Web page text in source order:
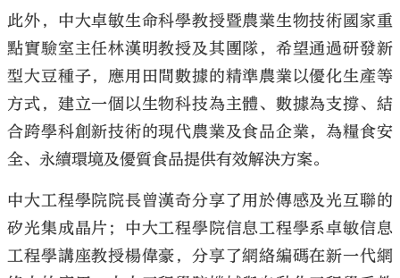
此外，中大卓敏生命科學教授暨農業生物技術國家重
點實驗室主任林漢明教授及其團隊，希望通過研發新
型大豆種子，應用田間數據的精準農業以優化生產等
方式，建立一個以生物科技為主體、數據為支撐、結
合跨學科創新技術的現代農業及食品企業，為糧食安
全、永續環境及優質食品提供有效解決方案。
中大工程學院院長曾漢奇分享了用於傳感及光互聯的
矽光集成晶片；中大工程學院信息工程學系卓敏信息
工程學講座教授楊偉豪，分享了網絡編碼在新一代網